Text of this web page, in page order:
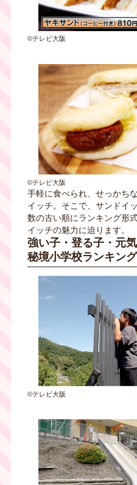
©テレビ大阪
©テレビ大阪
手軽に食べられ、せっかち
イッチ。そこで、サンドイ
数の古い順にランキング形
イッチの魅力に迫ります。
強い子・登る子・元
秘境小学校ランキング
©テレビ大阪